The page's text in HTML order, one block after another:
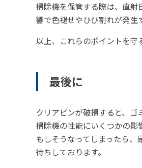
掃除機を保管する際は、直
響で色褪せやひび割れが発生
以上、これらのポイントを守
最後に
クリアビンが破損すると、
掃除機の性能にいくつかの影
もしそうなってしまったら
待ちしております。